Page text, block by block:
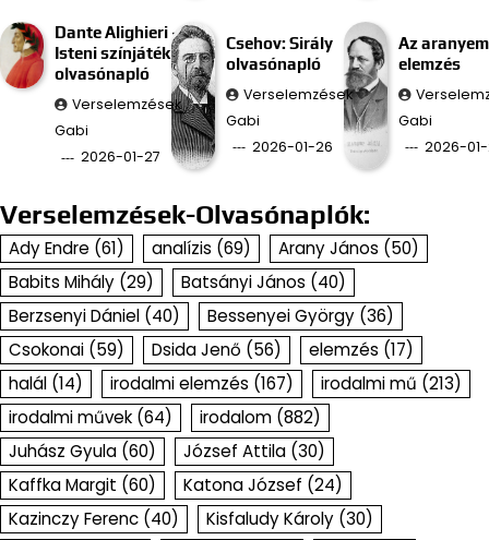
Dante Alighieri –
Isteni színjáték
olvasónapló
Verselemzések
Gabi
2026-01-27
Csehov: Sirály
olvasónapló
Verselemzések
Gabi
2026-01-26
Az
elemzés
Gabi
2026-
Verselemzések-Olvasónaplók:
Ady Endre (61) analízis (69) Arany János (50)
Babits Mihály (29) Batsányi János (40)
Berzsenyi Dániel (40) Bessenyei György (36)
Csokonai (59) Dsida Jenő (56) elemzés (17)
halál (14) irodalmi elemzés (167) irodalmi mű (213)
irodalmi művek (64) irodalom (882)
Juhász Gyula (60) József Attila (30)
Kaffka Margit (60) Katona József (24)
Kazinczy Ferenc (40) Kisfaludy Károly (30)